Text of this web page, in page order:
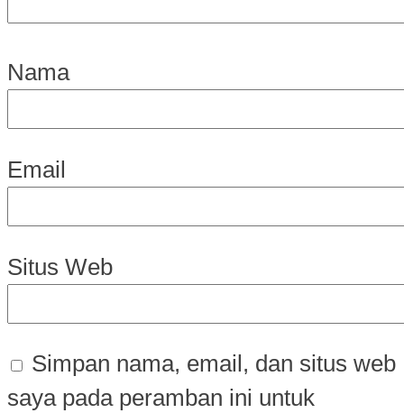
Nama
Email
Situs Web
Simpan nama, email, dan situs web
saya pada peramban ini untuk